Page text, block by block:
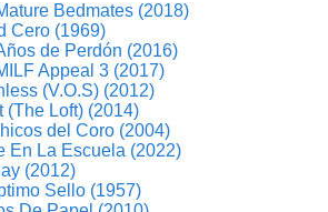
Bedmates (2018)
Cero (1969)
de Perdón (2016)
Appeal 3 (2017)
(V.O.S) (2012)
(The Loft) (2014)
del Coro (2004)
En La Escuela (2022)
(2012)
Sello (1957)